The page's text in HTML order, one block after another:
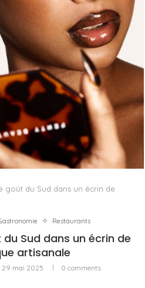
TEXTURE COMME LANGAGE
SOUFFLÉ...
goût du Sud dans un écrin de
Restaurants
du Sud dans un écrin de
artisanale
29 mai 2025 0 comments